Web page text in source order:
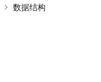
数据结构